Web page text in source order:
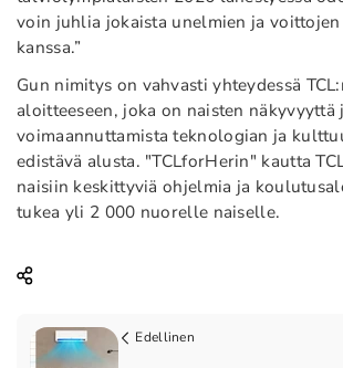
voin juhlia jokaista unelmien ja voittojen
kanssa.”
Gun nimitys on vahvasti yhteydessä
aloitteeseen, joka on naisten näkyvyyttä
voimaannuttamista teknologian ja
edistävä alusta. "TCLforHerin" kautta
naisiin keskittyviä ohjelmia ja
tukea yli 2 000 nuorelle naiselle.
Edellinen